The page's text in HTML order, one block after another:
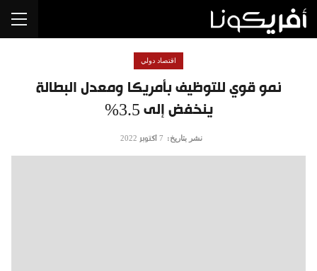
نمو قوي للتوظيف بأمريكا ومعدل البطالة
ينخفض إلى 3.5%
اقتصاد دولي
نشر بتاريخ: 7 أكتوبر 2022